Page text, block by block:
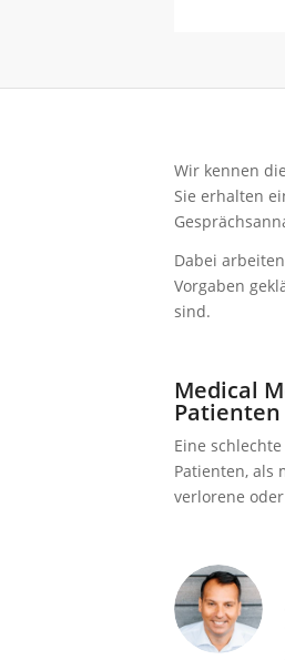
Wir kennen
Sie erhalten
Dabei
Vorgaben
sind.
Medical
Patienten
Eine
Patienten, als
verlorene